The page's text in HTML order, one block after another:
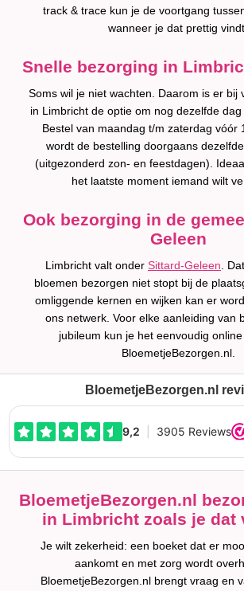
track & trace kun je de voortgang
wanneer je dat prettig vindt.
Snelle bezorging in
Soms wil je niet wachten. Daarom is er bij
in Limbricht de optie om nog dezelfde dag
Bestel van maandag t/m zaterdag vóór
wordt de bestelling doorgaans
(uitgezonderd zon- en feestdagen).
het laatste moment iemand wilt
Ook bezorging in de
Geleen
Limbricht valt onder Sittard-Geleen .
bloemen bezorgen niet stopt bij de
omliggende kernen en wijken kan er
ons netwerk. Voor elke aanleiding van
jubileum kun je het eenvoudig
BloemetjeBezorgen.nl.
BloemetjeBezorgen.nl
BloemetjeBezorgen.nl
in Limbricht zoals je dat
Je wilt zekerheid: een boeket dat er
aankomt en met zorg wordt
BloemetjeBezorgen.nl brengt vraag en